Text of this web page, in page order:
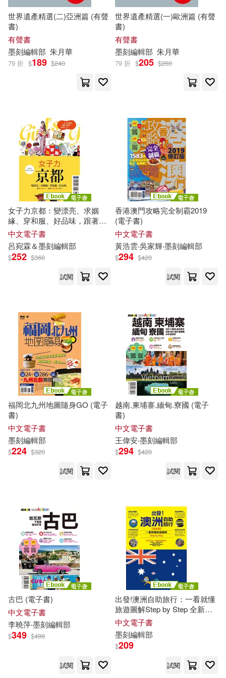
趙思語・墨刻編輯部(2)
趙思語・陳亭妃・墨刻編輯部(2)
Jane、墨刻編輯部(1)
MOOK出版編輯部(1)
Mook編輯部(1) 吳佳曄(1)
吳榮邦、林開富、MOOK出版編輯
部(1)
呂宛霖‧墨刻編輯部(1)
呂宛霖＆墨刻編輯部(1)
墨克出版編輯部(1)
墨刻出版編輯部編輯群(1)
墨刻編輯部 墨刻攝影組 攝影(1)
墨刻編輯部 編(1)
墨刻編輯部副主編(1)
墨刻編輯部著(1)
墨刻自遊自在編輯部(1)
墨刻資編輯部(1)
張子午、墨刻編輯部(1)
彭欣喬．墨刻編輯部(1)
朱月華·墨刻編輯部（編）(1)
世界遺產精選(二)亞洲篇 (有聲
書)
有聲書
墨刻編輯部 朱月華
79 折 $189 $240
世界遺產精選(一)歐洲篇 (有聲
書)
有聲書
墨刻編輯部 朱月華
79 折 $205 $260
女子力京都：變漂亮、求姻
緣、穿和服、好品味，跟著京
都女子來趟美顏心機小旅行 (電
子書)
中文電子書
呂宛霖＆墨刻編輯部
$252 $360
試閱
香港澳門攻略完全制霸2019
(電子書)
中文電子書
黃浩雲‧吳家輝‧墨刻編輯部
$294 $420
試閱
福岡北九州地圖隨身GO (電子
書)
中文電子書
墨刻編輯部
$224 $320
試閱
越南.柬埔寨.緬甸.寮國 (電子
書)
中文電子書
王偉安‧墨刻編輯部
$294 $420
試閱
古巴 (電子書)
中文電子書
李曉萍‧墨刻編輯部
$349 $499
試閱
出發!澳洲自助旅行：一看就懂
旅遊圖解Step by Step 全新版
(電子書)
中文電子書
墨刻編輯部
$209
試閱